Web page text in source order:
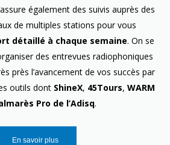
également des suivis auprès des
de multiples stations pour vous
détaillé à chaque semaine. On se
des entrevues radiophoniques
près l’avancement de vos succès par
outils dont ShineX, 45Tours, WARM
Pro de l’Adisq.
En savoir plus